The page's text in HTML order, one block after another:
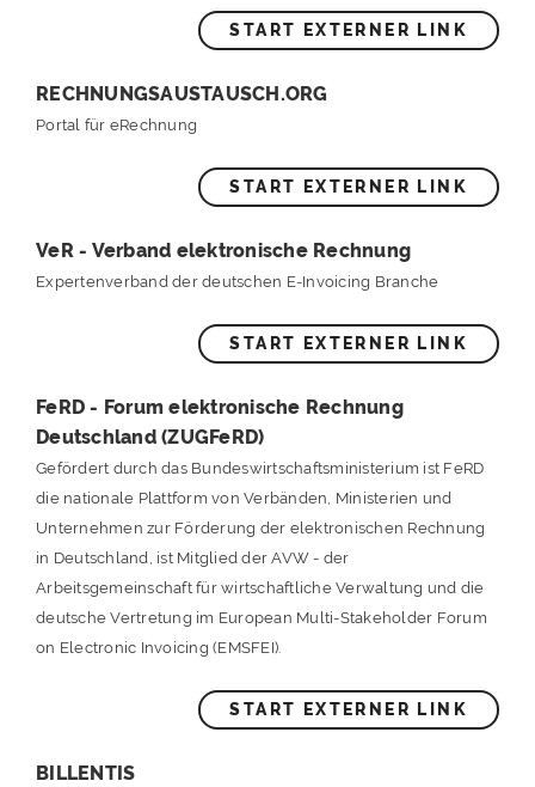
START EXTERNER LINK
RECHNUNGSAUSTAUSCH.ORG
Portal für eRechnung
START EXTERNER LINK
VeR - Verband elektronische Rechnung
Expertenverband der deutschen E-Invoicing Branche
START EXTERNER LINK
FeRD - Forum elektronische Rechnung
Deutschland (ZUGFeRD)
Gefördert durch das Bundeswirtschaftsministerium ist FeRD
die nationale Plattform von Verbänden, Ministerien und
Unternehmen zur Förderung der elektronischen Rechnung
in Deutschland, ist Mitglied der AVW - der
Arbeitsgemeinschaft für wirtschaftliche Verwaltung und die
deutsche Vertretung im European Multi-Stakeholder Forum
on Electronic Invoicing (EMSFEI).
START EXTERNER LINK
BILLENTIS